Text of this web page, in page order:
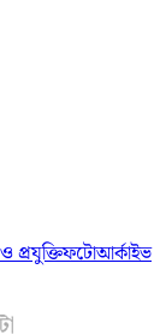
প্রযুক্তিফটোআর্কাইভ